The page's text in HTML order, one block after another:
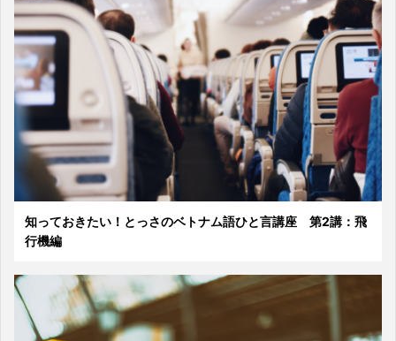
知っておきたい！とっさのベトナム語ひと言講座 第2講：飛
行機編